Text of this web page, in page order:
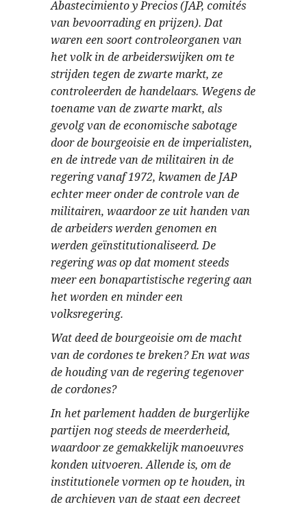
Abastecimiento y Precios (JAP, comités
van bevoorrading en prijzen). Dat
waren een soort controleorganen van
het volk in de arbeiderswijken om te
strijden tegen de zwarte markt, ze
controleerden de handelaars. Wegens de
toename van de zwarte markt, als
gevolg van de economische sabotage
door de bourgeoisie en de imperialisten,
en de intrede van de militairen in de
regering vanaf 1972, kwamen de JAP
echter meer onder de controle van de
militairen, waardoor ze uit handen van
de arbeiders werden genomen en
werden geïnstitutionaliseerd. De
regering was op dat moment steeds
meer een bonapartistische regering aan
het worden en minder een
volksregering.
Wat deed de bourgeoisie om de macht
van de cordones te breken? En wat was
de houding van de regering tegenover
de cordones?
In het parlement hadden de burgerlijke
partijen nog steeds de meerderheid,
waardoor ze gemakkelijk manoeuvres
konden uitvoeren. Allende is, om de
institutionele vormen op te houden, in
de archieven van de staat een decreet